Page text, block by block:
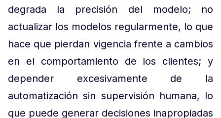
degrada la precisión del modelo; no
actualizar los modelos regularmente, lo que
hace que pierdan vigencia frente a cambios
en el comportamiento de los clientes; y
depender excesivamente de la
automatización sin supervisión humana, lo
que puede generar decisiones inapropiadas